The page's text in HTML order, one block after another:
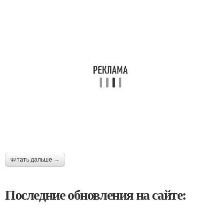
читать дальше →
Последние обновления на сайте: